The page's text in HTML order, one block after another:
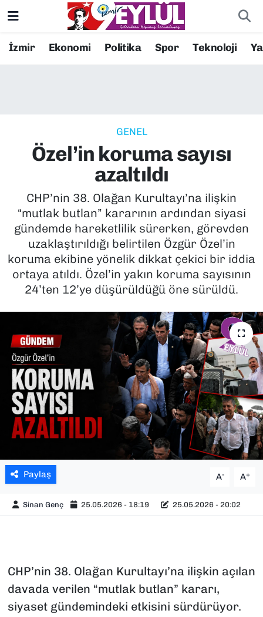
İzmir Ekonomi Politika Spor Teknoloji
GENEL
Özel’in koruma sayısı
azaltıldı
CHP’nin 38. Olağan Kurultayı’na ilişkin
“mutlak butlan” kararının ardından siyasi
gündemde hareketlilik sürerken, görevden
uzaklaştırıldığı belirtilen Özgür Özel’in
koruma ekibine yönelik dikkat çekici bir iddia
ortaya atıldı. Özel’in yakın koruma sayısının
24’ten 12’ye düşürüldüğü öne sürüldü.
Paylaş A- A+
Sinan Genç 25.05.2026 - 18:19 25.05.2026 - 20:02
CHP’nin 38. Olağan Kurultayı’na ilişkin açılan
davada verilen “mutlak butlan” kararı,
siyaset gündemindeki etkisini sürdürüyor.
Resmi İlanlar
EKONOMİ
KÜLTÜR SANAT
MAGAZİN
POLİTİKA
SAĞLIK
SPOR
TEKNOLOJİ
YAŞAM
YEREL YÖNETİMLER
Konak Nöbetçi Eczaneler
Süper Lig Puan Durumu ve Fikstür
Tüm Manşetler
Son Dakika Haberleri
Haber Arşivi